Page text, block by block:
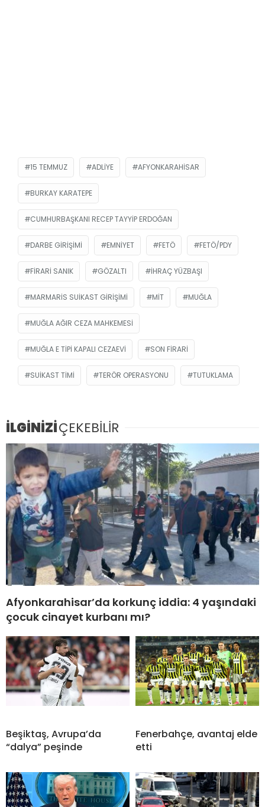
15 TEMMUZ ADLIYE AFYONKARAHISAR
BURKAY KARATEPE
CUMHURBAŞKANI RECEP TAYYIP ERDOĞAN
DARBE GIRIŞIMI EMNIYET FETÖ FETÖ/PDY
FIRARI SANIK GÖZALTI IHRAÇ YÜZBAŞI
MARMARIS SUIKAST GIRIŞIMI MİT MUĞLA
MUĞLA AĞIR CEZA MAHKEMESI
MUĞLA E TIPI KAPALI CEZAEVI SON FIRARI
SUIKAST TIMI TERÖR OPERASYONU TUTUKLAMA
İLGİNİZİÇEKEBİLİR
Afyonkarahisar’da korkunç iddia: 4 yaşındaki
çocuk cinayet kurbanı mı?
Beşiktaş, Avrupa’da
“dalya” peşinde
Fenerbahçe, avantaj elde
etti